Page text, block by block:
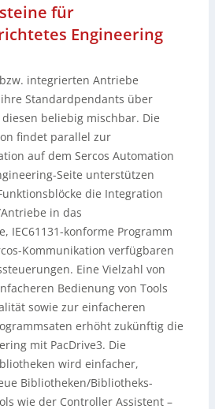
für
Engineering
integrierten Antriebe
Standardpendants über
beliebig mischbar. Die
findet parallel zur
auf dem Sercos Automation
Seite unterstützen
die Integration
in das
IEC61131-konforme Programm
Kommunikation verfügbaren
Eine Vielzahl von
Bedienung von Tools
sowie zur einfacheren
erhöht zukünftig die
mit PacDrive3. Die
wird einfacher,
Bibliotheken/Bibliotheks-
wie der Controller Assistent –